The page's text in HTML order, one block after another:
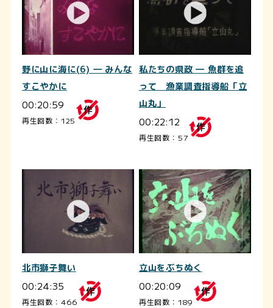
野に山に海に(6) ― みんな
すこやかに
00:20:59
再生回数：125
私たちの県政 ― 魚群を追
って 漁業調査指導船「立
山丸」
00:22:12
再生回数：57
北市獅子舞い
00:24:35
再生回数：466
立山をぶちぬく
00:20:09
再生回数：189